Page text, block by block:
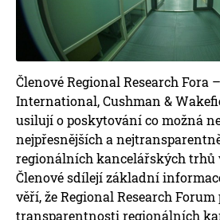
Členové Regional Research Fora
International, Cushman &
usilují o poskytování co možná
nejpřesnějších a
regionálních kancelářských trhů
Členové sdílejí základní
věří, že Regional Research
transparentnosti regionálních